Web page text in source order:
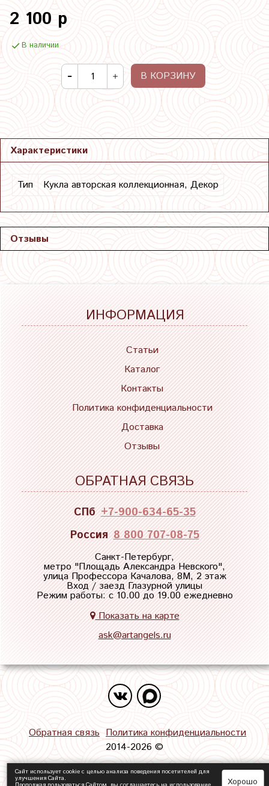
2 100 р
В наличии
В КОРЗИНУ
Характеристики
Тип Кукла авторская коллекционная, Декор
Отзывы
ИНФОРМАЦИЯ
Статьи
Каталог
Контакты
Политика конфиденциальности
Доставка
Отзывы
ОБРАТНАЯ СВЯЗЬ
СПб +7-900-634-65-35
Россия 8 800 707-08-75
Санкт-Петербург,
метро "Площадь Александра Невского",
улица Профессора Качалова, 8М, 2 этаж
Вход / заезд Глазурной улицы
Режим работы: с 10.00 до 19.00 ежедневно
Показать на карте
ask@artangels.ru
Обратная связь Политика конфиденциальности
2014-2026 ©
Сайт использует cookie с целью анализа поведения посетителей для
улучшения Сайта. Хорошо